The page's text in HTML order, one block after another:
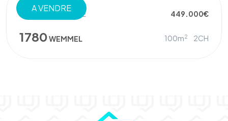
A VENDRE
REZ-DE-CHAUSSÉE 449.000€
1780WEMMEL 100m2 2CH